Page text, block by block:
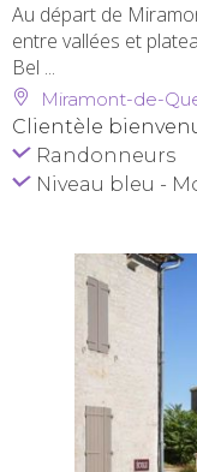
Au départ de
entre vallées et
Bel ...
Miramont-de-
Clientèle
Randonneurs
Niveau bleu -